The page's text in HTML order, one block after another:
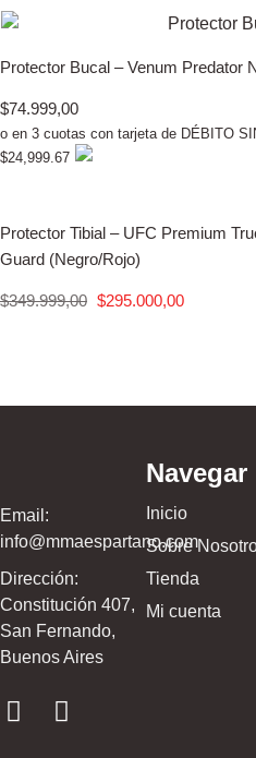
Protector Bucal – Venum Predator
$74.999,00
o en 3 cuotas con tarjeta de DÉBITO
$24,999.67
Protector Tibial – UFC Premium
Guard (Negro/Rojo)
$349.999,00 $295.000,00
Email:
info@mmaespartano.com
Dirección:
Constitución 407,
San Fernando,
Buenos Aires
Navegar
Inicio
Sobre
Tienda
Mi cuenta